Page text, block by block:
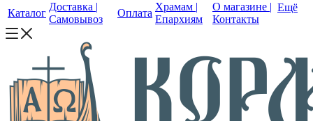
Каталог
Доставка |
Самовывоз
Оплата
Храмам |
Епархиям
О магазине |
Контакты
Ещё